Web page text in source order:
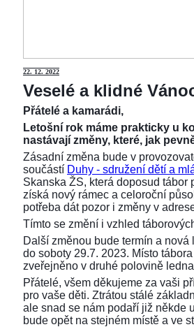
22. 12. 2022
Veselé a klidné
Přátelé a kamarádi,
Letošní rok máme prakticky u
nastávají změny, které, jak
Zásadní změna bude v
součástí Duhy - sdružení dětí a
Skanska ŽS, která doposud
získá nový rámec a celoroční
potřeba dát pozor i změny v
Tímto se změní i vzhled
Další změnou bude termín a
do soboty 29.7. 2023. Místo
zveřejněno v druhé polovině
Přátelé, všem děkujeme za vaši
pro vaše děti. Ztrátou stálé
ale snad se nám podaří již někde
bude opět na stejném místě a ve